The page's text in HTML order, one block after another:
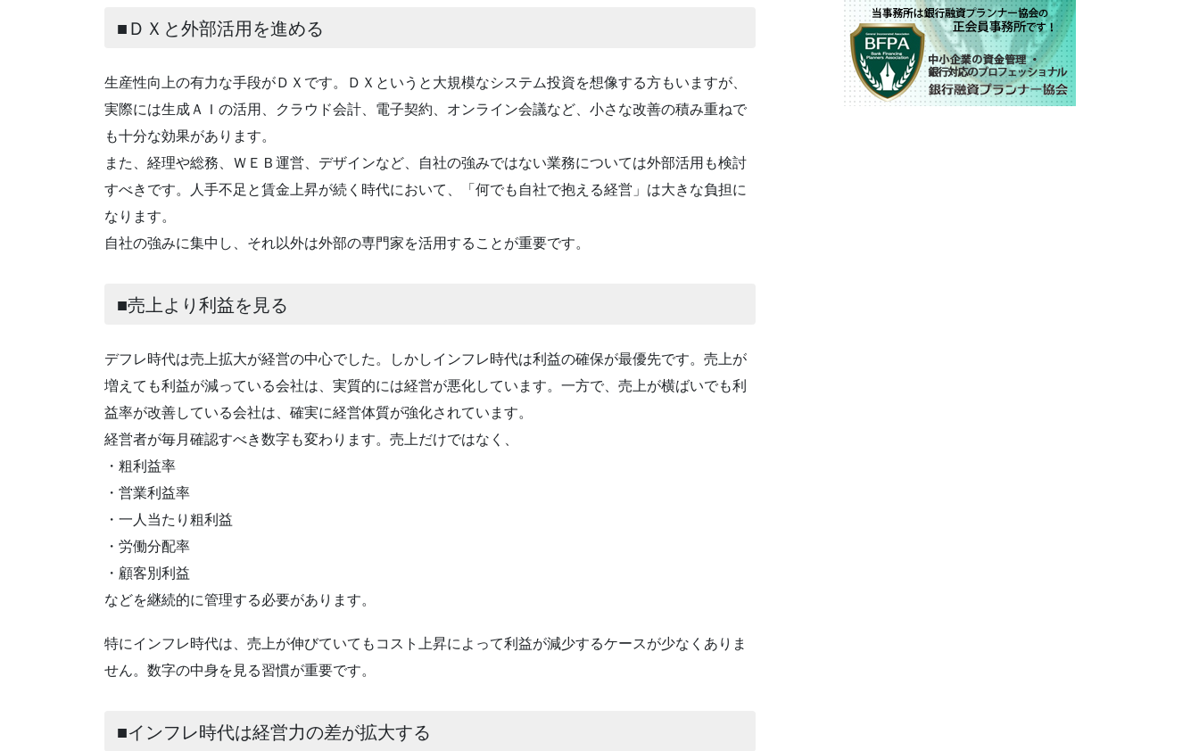
■ＤＸと外部活用を進める
生産性向上の有力な手段がＤＸです。ＤＸというと大規模なシステム投資を想像する方もいますが、
実際には生成ＡＩの活用、クラウド会計、電子契約、オンライン会議など、小さな改善の積み重ねで
も十分な効果があります。
また、経理や総務、ＷＥＢ運営、デザインなど、自社の強みではない業務については外部活用も検討
すべきです。人手不足と賃金上昇が続く時代において、「何でも自社で抱える経営」は大きな負担に
なります。
自社の強みに集中し、それ以外は外部の専門家を活用することが重要です。
■売上より利益を見る
デフレ時代は売上拡大が経営の中心でした。しかしインフレ時代は利益の確保が最優先です。売上が
増えても利益が減っている会社は、実質的には経営が悪化しています。一方で、売上が横ばいでも利
益率が改善している会社は、確実に経営体質が強化されています。
経営者が毎月確認すべき数字も変わります。売上だけではなく、
・粗利益率
・営業利益率
・一人当たり粗利益
・労働分配率
・顧客別利益
などを継続的に管理する必要があります。
特にインフレ時代は、売上が伸びていてもコスト上昇によって利益が減少するケースが少なくありま
せん。数字の中身を見る習慣が重要です。
■インフレ時代は経営力の差が拡大する